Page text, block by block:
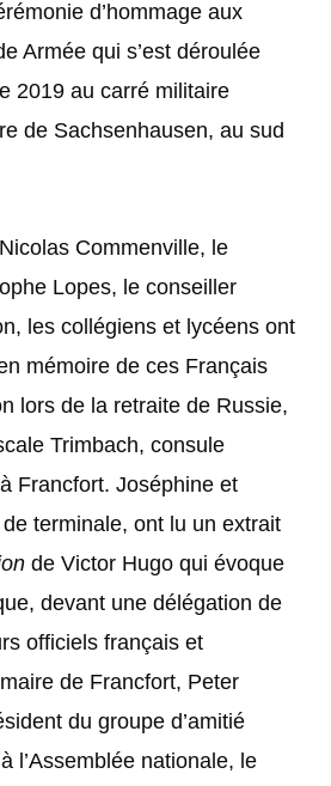
d’hommage aux
Armée qui s’est déroulée
2019 au carré militaire
de Sachsenhausen, au sud
Commenville, le
Lopes, le conseiller
les collégiens et lycéens ont
mémoire de ces Français
lors de la retraite de Russie,
Trimbach, consule
Francfort. Joséphine et
terminale, ont lu un extrait
de Victor Hugo qui évoque
devant une délégation de
officiels français et
de Francfort, Peter
du groupe d’amitié
l’Assemblée nationale, le